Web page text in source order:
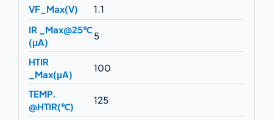
VF_Max(V)
1.1
IR _Max@25℃
(μA)
5
HTIR
_Max(μA)
100
TEMP.
@HTIR(℃)
125